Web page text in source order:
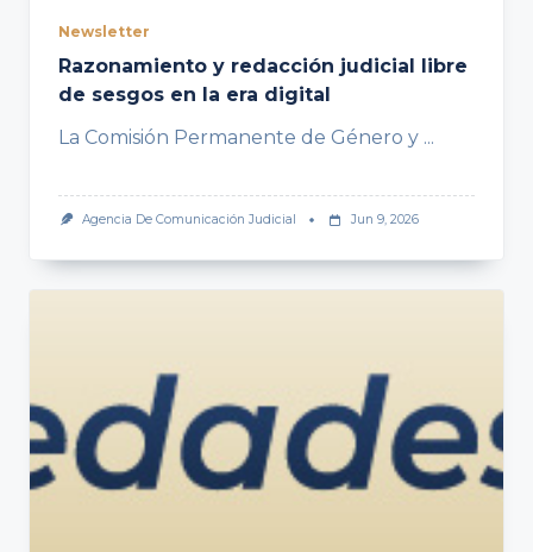
Newsletter
Razonamiento y redacción judicial libre
de sesgos en la era digital
La Comisión Permanente de Género y ...
Agencia De Comunicación Judicial Jun 9, 2026